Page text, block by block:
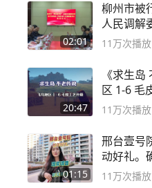
02:01
柳州市被
人民调解
11万次播放
20:47
《求生
区 1-6 毛
主机大作
11万次播放
01:15
邢台壹号
动好礼。
11万次播放